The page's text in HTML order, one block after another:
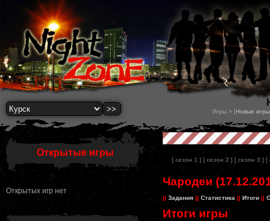
Игры > [Новые игры
Открытые игры
Открытых игр нет
[ сезон 1 ] [ сезон 2 ] [ сезон 3 ] [
Чародеи
Задания Статистика Итоги
Итоги игры